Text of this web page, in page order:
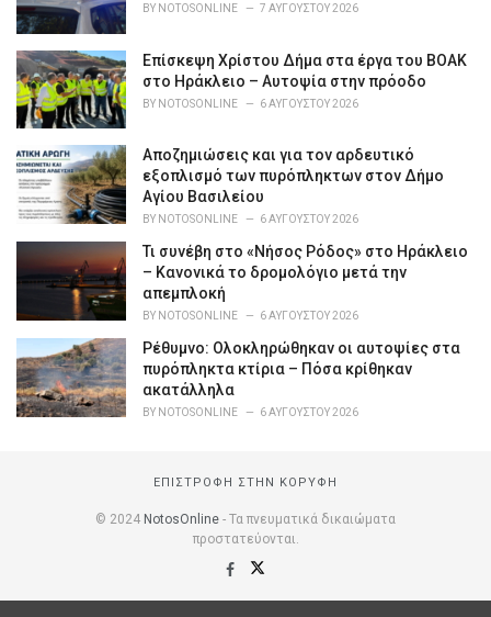
BY NOTOSONLINE 7 ΑΥΓΟΎΣΤΟΥ 2026
Επίσκεψη Χρίστου Δήμα στα έργα του ΒΟΑΚ
στο Ηράκλειο – Αυτοψία στην πρόοδο
BY NOTOSONLINE 6 ΑΥΓΟΎΣΤΟΥ 2026
Αποζημιώσεις και για τον αρδευτικό
εξοπλισμό των πυρόπληκτων στον Δήμο
Αγίου Βασιλείου
BY NOTOSONLINE 6 ΑΥΓΟΎΣΤΟΥ 2026
Τι συνέβη στο «Νήσος Ρόδος» στο Ηράκλειο
– Κανονικά το δρομολόγιο μετά την
απεμπλοκή
BY NOTOSONLINE 6 ΑΥΓΟΎΣΤΟΥ 2026
Ρέθυμνο: Ολοκληρώθηκαν οι αυτοψίες στα
πυρόπληκτα κτίρια – Πόσα κρίθηκαν
ακατάλληλα
BY NOTOSONLINE 6 ΑΥΓΟΎΣΤΟΥ 2026
ΕΠΙΣΤΡΟΦΉ ΣΤΗΝ ΚΟΡΥΦΉ
© 2024 NotosOnline - Τα πνευματικά δικαιώματα
προστατεύονται.